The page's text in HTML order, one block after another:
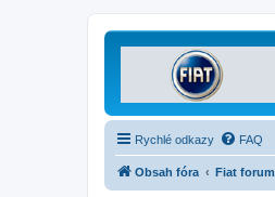
Rychlé odkazy FAQ
Obsah fóra Fiat forum